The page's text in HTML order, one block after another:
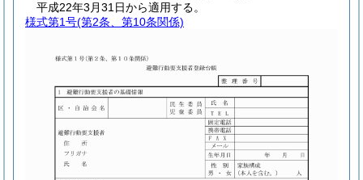
平成22年3月31日から適用する。
様式第1号(第2条、第10条関係)